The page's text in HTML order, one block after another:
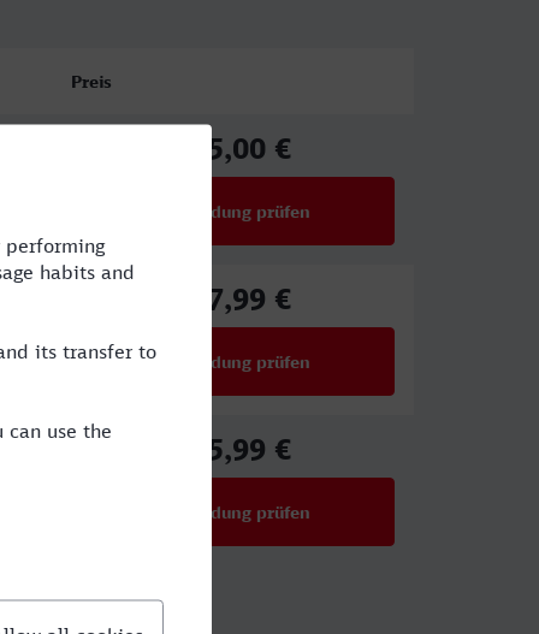
Preis
15,00 €
Verbindung prüfen
27,99 €
Verbindung prüfen
35,99 €
Verbindung prüfen